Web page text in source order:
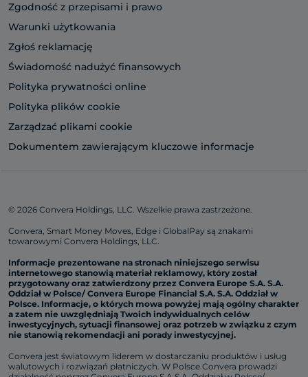
Zgodność z przepisami i prawo
Warunki użytkowania
Zgłoś reklamację
Świadomość nadużyć finansowych
Polityka prywatności online
Polityka plików cookie
Zarządzać plikami cookie
Dokumentem zawierającym kluczowe informacje
© 2026 Convera Holdings, LLC. Wszelkie prawa zastrzeżone.
Convera, Smart Money Moves, Edge i GlobalPay są znakami
towarowymi Convera Holdings, LLC.
Informacje prezentowane na stronach niniejszego serwisu
internetowego stanowią materiał reklamowy, który został
przygotowany oraz zatwierdzony przez Convera Europe S.A. S.A.
Oddział w Polsce/ Convera Europe Financial S.A. S.A. Oddział w
Polsce. Informacje, o których mowa powyżej mają ogólny charakter
a zatem nie uwzględniają Twoich indywidualnych celów
inwestycyjnych, sytuacji finansowej oraz potrzeb w związku z czym
nie stanowią rekomendacji ani porady inwestycyjnej.
Convera jest światowym liderem w dostarczaniu produktów i usług
walutowych i rozwiązań płatniczych. W Polsce Convera prowadzi